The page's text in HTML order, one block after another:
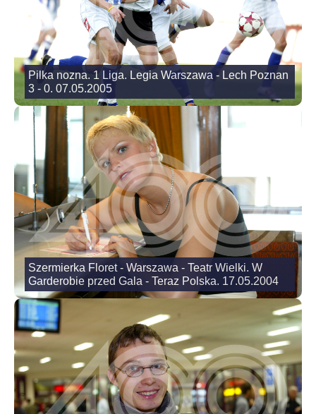
Pilka nozna. 1 Liga. Legia Warszawa - Lech Poznan
3 - 0. 07.05.2005
Szermierka Floret - Warszawa - Teatr Wielki. W
Garderobie przed Gala - Teraz Polska. 17.05.2004